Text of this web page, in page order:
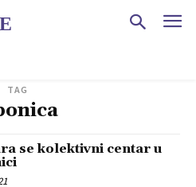
TAG
se kolektivni centar u